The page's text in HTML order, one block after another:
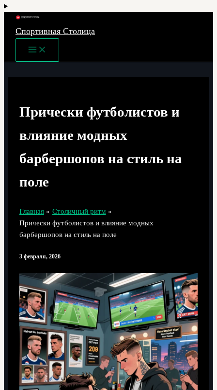
Спортивная Столица
Main
Menu
Прически футболистов и
влияние модных
барбершопов на стиль на
поле
Главная
Столичный ритм
Прически футболистов и влияние модных
барбершопов на стиль на поле
3 февраля, 2026